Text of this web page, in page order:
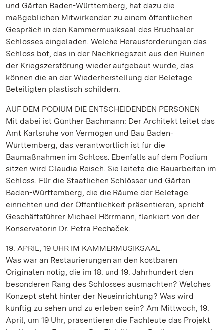
und Gärten Baden-Württemberg, hat dazu die
maßgeblichen Mitwirkenden zu einem öffentlichen
Gespräch in den Kammermusiksaal des Bruchsaler
Schlosses eingeladen. Welche Herausforderungen das
Schloss bot, das in der Nachkriegszeit aus den Ruinen
der Kriegszerstörung wieder aufgebaut wurde, das
können die an der Wiederherstellung der Beletage
Beteiligten plastisch schildern.
AUF DEM PODIUM DIE ENTSCHEIDENDEN PERSONEN
Mit dabei ist Günther Bachmann: Der Architekt leitet das
Amt Karlsruhe von Vermögen und Bau Baden-
Württemberg, das verantwortlich ist für die
Baumaßnahmen im Schloss. Ebenfalls auf dem Podium
sitzen wird Claudia Reisch. Sie leitete die Bauarbeiten im
Schloss. Für die Staatlichen Schlösser und Gärten
Baden-Württemberg, die die Räume der Beletage
einrichten und der Öffentlichkeit präsentieren, spricht
Geschäftsführer Michael Hörrmann, flankiert von der
Konservatorin Dr. Petra Pechaček.
19. APRIL, 19 UHR IM KAMMERMUSIKSAAL
Was war an Restaurierungen an den kostbaren
Originalen nötig, die im 18. und 19. Jahrhundert den
besonderen Rang des Schlosses ausmachten? Welches
Konzept steht hinter der Neueinrichtung? Was wird
künftig zu sehen und zu erleben sein? Am Mittwoch, 19.
April, um 19 Uhr, präsentieren die Fachleute das Projekt